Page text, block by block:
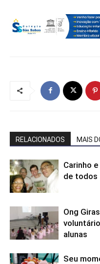
RELACIONADOS MAIS
Carinho
de todos
Ong
alunas
Seu